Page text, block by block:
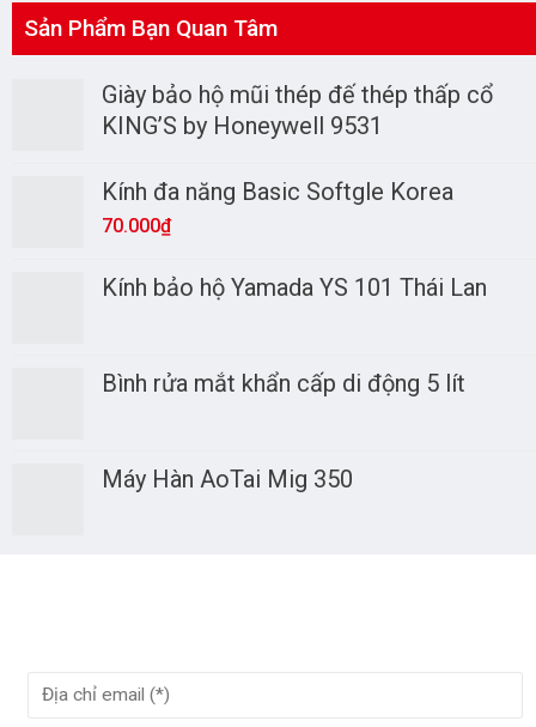
Sản Phẩm Bạn Quan Tâm
Giày bảo hộ mũi thép đế thép thấp cổ
KING’S by Honeywell 9531
Kính đa năng Basic Softgle Korea
70.000₫
Kính bảo hộ Yamada YS 101 Thái Lan
Bình rửa mắt khẩn cấp di động 5 lít
Máy Hàn AoTai Mig 350